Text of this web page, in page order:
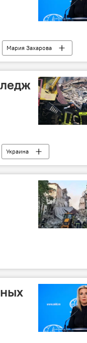
Мария Захарова
Украина